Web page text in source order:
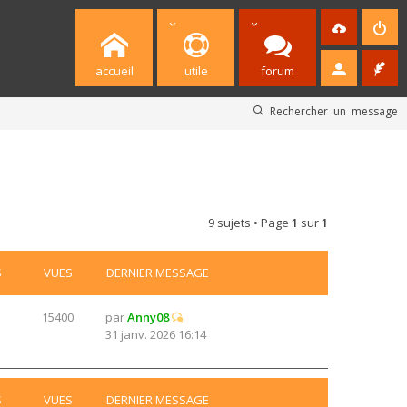
accueil utile forum
Rechercher un message
9 sujets • Page 1 sur1
VUES DERNIER MESSAGE
15400 parAnny08
31 janv. 2026 16:14
VUES DERNIER MESSAGE